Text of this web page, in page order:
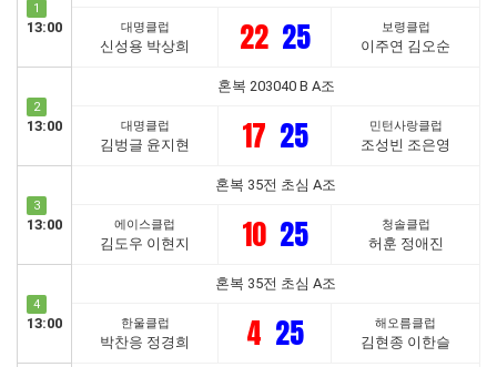
1
13:00 대명클럽
신성용 박상희 22 25 보령클럽
이주연 김오순
2
13:00
혼복 203040 B A조
대명클럽
김벙글 윤지현 17 25 민턴사랑클럽
조성빈 조은영
3
13:00
혼복 35전 초심 A조
에이스클럽
김도우 이현지 10 25 청솔클럽
허훈 정애진
4
13:00
혼복 35전 초심 A조
한울클럽
박찬응 정경희 4 25 해오름클럽
김현종 이한슬